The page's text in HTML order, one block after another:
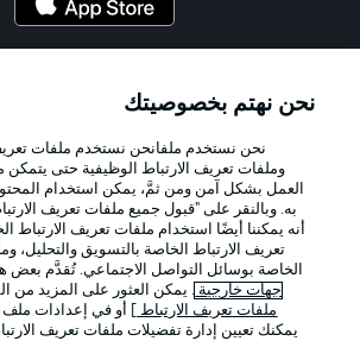
الإعلانات الإخطارات
نحن نهتم بخصوصيتك
نحن نستخدم ملفانحن نستخدم ملفات
وملفات تعريف الارتباط الوظيفية حتى يتمكن
العمل بشكل آمن ومن ثمَّ، يمكن استخدام
به. وبالنقر على "قبول جميع ملفات تعريف
أنه يمكننا أيضًا استخدام ملفات تعريف الارتباط
تعريف الارتباط الخاصة بالتسويق والتحليل،
الخاصة بوسائل التواصل الاجتماعي. تُقدَّم
جهات خارجية . يمكن العثور على المزيد من
ملفات تعريف الارتباط
] أو في إعدادات ملف
يمكنك تعيين إدارة تفضيلات ملفات تعريف